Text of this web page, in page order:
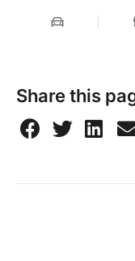
Share this